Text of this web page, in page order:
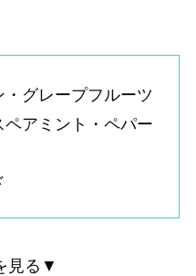
・グレープフルーツ
ペアミント・ペパー
見る▼